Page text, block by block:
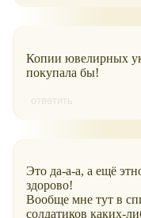
Копии ювелирных
покупала бы!
ответить
Это да-а-а, а ещё
здорово!
Вообще мне тут в
солдатиков каких-